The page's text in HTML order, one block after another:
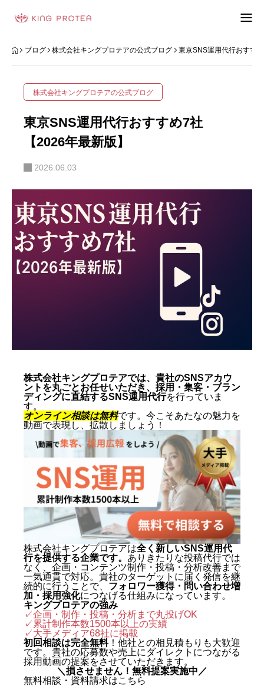
会社概要
利用規約
お問い合わせフォーム
動画制作事例
お問い合わせ
ブログ 株式会社キングプロテアの公式ブログ 東京SNS運用代行おすす
株式会社キングプロテアの公式ブログ
東京SNS運用代行おすすめ7社
【2026年最新版】
2026.06.03
株式会社キングプロテアでは、貴社のSNSアカウ
ントを丸ごとお任せいただき、採用・集客・ブラン
ディングに直結するSNS運用代行を行っていま
す。
オンライン相談は無料です。今こそあたなの魅力を
動画で表現し、拡散しましょう！
株式会社キングプロテアは全く新しいSNS運用代
行を提供する企業です。 ありきたりな投稿代行では
なく、企画・コンテンツ制作・投稿・分析改善まで
一気通貫で対応。貴社のターゲットに届く発信を継
続的に行うことで、 フォロワー獲得・問い合わせ増
加・採用強化につなげる仕組みになっています。
キングプロテアの強み
✓企画・制作・投稿・分析まで丸投げOK
✓累計制作本数1500本以上の実績
✓大手メディア68社に掲載
初回相談は完全無料！他社との相見積もりも大歓迎
です。貴社の応募数や売上にダイレクトにつながる
採用動画の提案をさせていただきます。
＼損させません！無料提案実施中／
無料相談・資料請求はこちら